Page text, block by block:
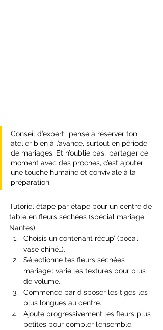
Conseil d’expert : pense à réserver ton
atelier bien à l’avance, surtout en période
de mariages. Et n’oublie pas : partager ce
moment avec des proches, c’est ajouter
une touche humaine et conviviale à la
préparation.
Tutoriel étape par étape pour un centre de
table en fleurs séchées (spécial mariage
Nantes)
Choisis un contenant récup’ (bocal,
vase chiné…).
Sélectionne tes fleurs séchées
mariage : varie les textures pour plus
de volume.
Commence par disposer les tiges les
plus longues au centre.
Ajoute progressivement les fleurs plus
petites pour combler l’ensemble.